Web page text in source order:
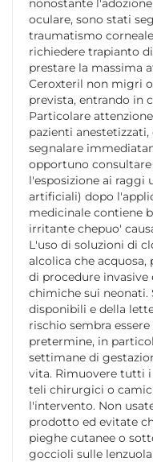
nonostante
oculare, sono stati
traumatismo
richiedere trapianto
prestare la massima
Ceroxteril non migri
prevista, entrando in
Particolare
pazienti
segnalare
opportuno
l'esposizione ai raggi
artificiali) dopo
medicinale contiene
irritante chepuo'
L'uso di soluzioni di
alcolica che
di procedure invasive
chimiche sui neonati.
disponibili e della
rischio sembra
pretermine, in
settimane di
vita. Rimuovere tutti
teli chirurgici o
l'intervento. Non
prodotto ed evitate
pieghe cutanee o
goccioli sulle